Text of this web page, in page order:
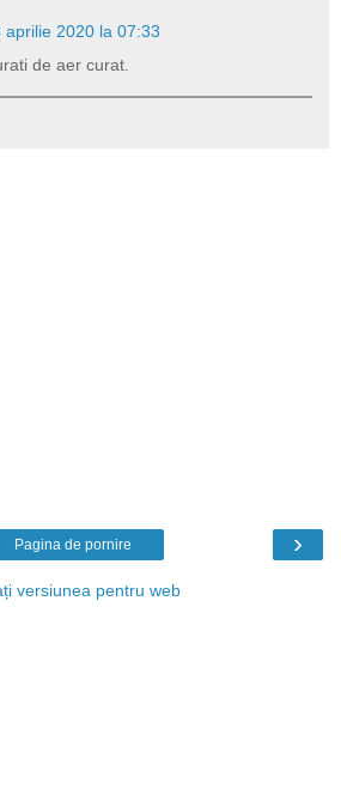
aprilie 2020 la 07:33
de aer curat.
›
Pagina de pornire
versiunea pentru web